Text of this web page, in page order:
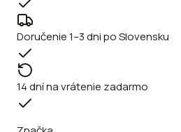
Doručenie 1–3 dni po Slovensku
14 dní na vrátenie zadarmo